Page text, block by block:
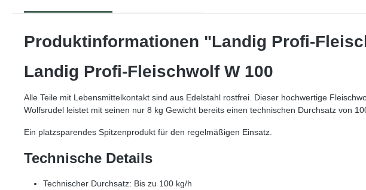
Produktinformationen "Landig Profi-
Landig Profi-Fleischwolf W 100
Alle Teile mit Lebensmittelkontakt sind aus Edelstahl rostfrei. Dieser hochwertige
Wolfsrudel leistet mit seinen nur 8 kg Gewicht bereits einen technischen Durchsatz von
Ein platzsparendes Spitzenprodukt für den regelmäßigen Einsatz.
Technische Details
Technischer Durchsatz: Bis zu 100 kg/h